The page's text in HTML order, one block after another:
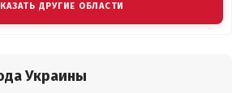
ДРУГИЕ ОБЛАСТИ
Украины